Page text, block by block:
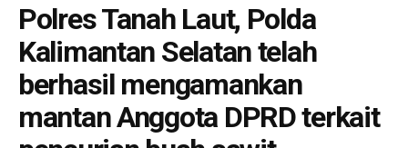
Polres Tanah Laut, Polda
Kalimantan Selatan telah
berhasil mengamankan
mantan Anggota DPRD terkait